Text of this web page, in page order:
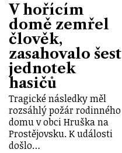
V hořícím
domě zemřel
člověk,
zasahovalo šest
jednotek
hasičů
Tragické následky měl
rozsáhlý požár rodinného
domu v obci Hruška na
Prostějovsku. K události
došlo…